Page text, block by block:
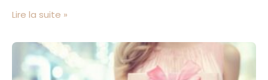
Lire la suite »